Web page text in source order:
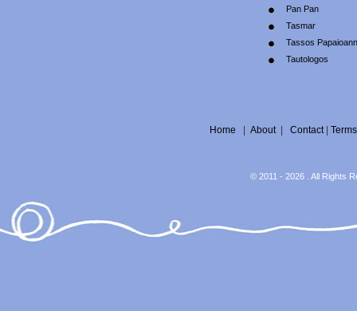
Pan Pan
Tasmar
Tassos
Tautologos
Home About| Contact| Terms
© 2011 - 2026 . All Rights